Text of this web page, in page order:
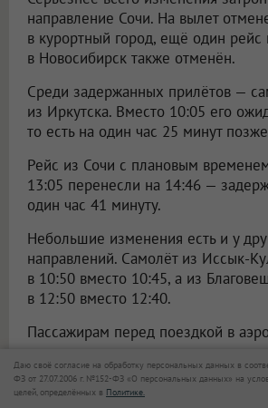
направление Сочи. На вылет
в курортный город, ещё один рейс
в Новосибирск также отменён.
Среди задержанных прилётов —
из Иркутска. Вместо 10:05 его
то есть на один час 25 минут
Рейс из Сочи с плановым
13:05 перенесли на 14:46 —
один час 41 минуту.
Небольшие изменения есть и у
направлений. Самолёт из Иссык-
в 10:50 вместо 10:45, а из
в 12:50 вместо 12:40.
Пассажирам перед поездкой в
проверить актуальное расписание
аэропорта Толмачёво.
Даю своё согласие на обработку персональных данных в
ФЗ от 27.07.2006 г. №152-ФЗ «О персональных данных» на
целей, определённых в Политике.